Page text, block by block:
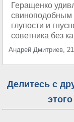
Геращенко
свиноподобным
глупости и
советника без
Андрей Дмитриев,
Делитесь с